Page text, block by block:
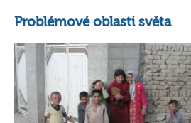
Problémové oblasti světa